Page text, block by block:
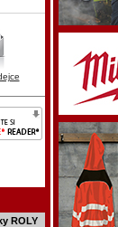
ROLY